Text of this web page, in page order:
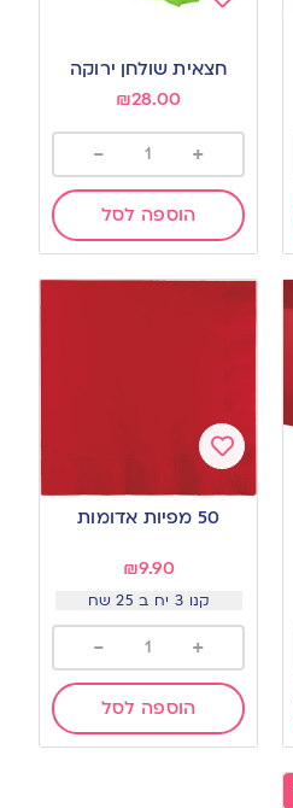
to
wishlist
חצאית שולחן ירוקה
₪28.00
+
-
הוספה לסל
Add
to
50 מפיות אדומות
₪9.90
קנו 3 יח ב 25 שח
+
-
הוספה לסל